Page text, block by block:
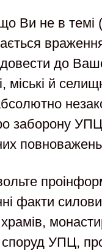
Ви не в темі
до
міські й
заборону
факти
УПЦ,